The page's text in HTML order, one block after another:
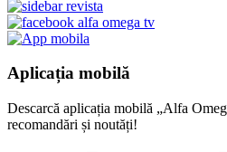
Aplicația mobilă
Descarcă aplicația mobilă „Alfa
recomandări și noutăți!